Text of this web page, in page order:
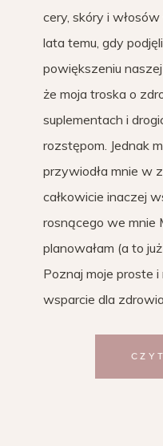
cery, skóry i
lata temu, gdy
powiększeniu
że moja troska o
suplementach i
rozstępom. Jednak
przywiodła mnie w
całkowicie inaczej
rosnącego we mnie
planowałam (a to
Poznaj moje proste
wsparcie dla